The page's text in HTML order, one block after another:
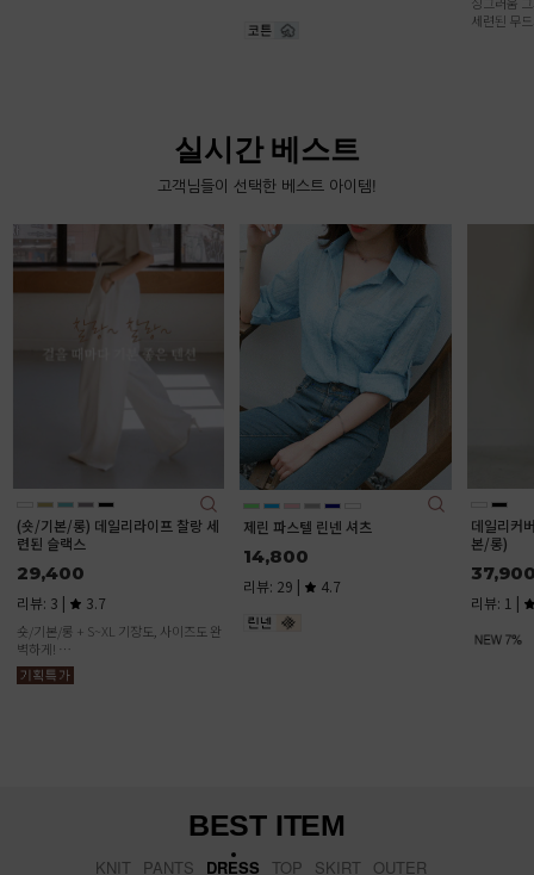
세련된 무드의 반팔 티셔츠에요, 포인트
가 되어줄 티셔츠를 찾고계셨다면 눈여
보는것 보
츠 스커트
실시간 베스트
고객님들이 선택한 베스트 아이템!
제린 파스텔 린넨 셔츠
14,800
리뷰: 29 |
데일리커버 스판 세미와이드진 (기
37,900
BEST ITEM